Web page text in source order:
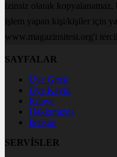
izinsiz olarak kopyalanamaz,
işlem yapan kişi/kişiler için
www.magazinsitesi.org'i
SAYFALAR
Üye Girişi
Üye Kaydı
Künye
Hakkımızda
İletişim
SERVİSLER